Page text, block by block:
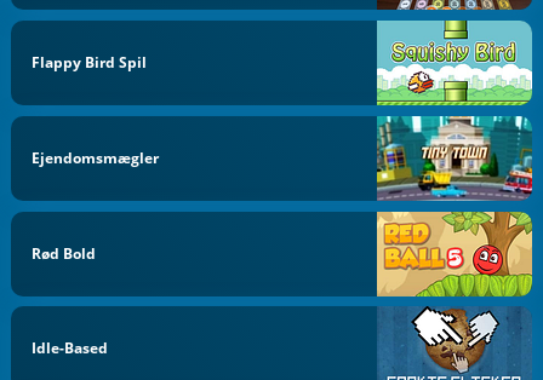
Flappy Bird Spil
Ejendomsmægler
Rød Bold
Idle-Based